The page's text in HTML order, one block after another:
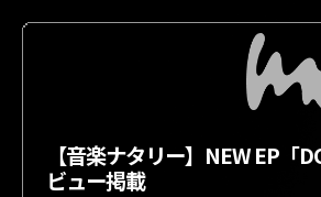
【音楽ナタリー】NEW EP「
ビュー掲載